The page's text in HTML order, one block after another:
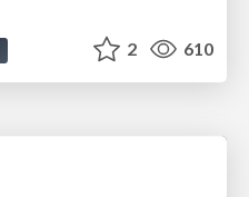
2 610